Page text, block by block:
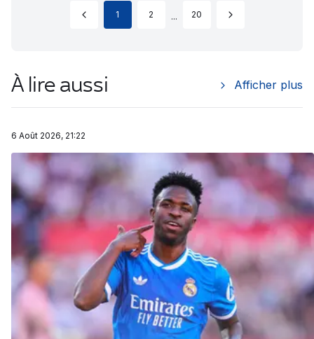
1 2 ... 20
À lire aussi Afficher plus
6 Août 2026, 21:22